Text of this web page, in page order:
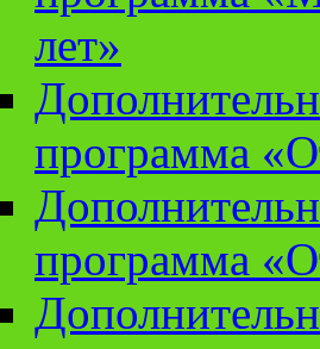
лет»
программа
программа